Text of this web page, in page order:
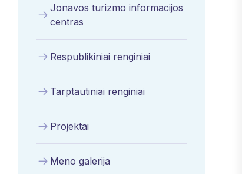
Jonavos turizmo informacijos
centras
Respublikiniai renginiai
Tarptautiniai renginiai
Projektai
Meno galerija